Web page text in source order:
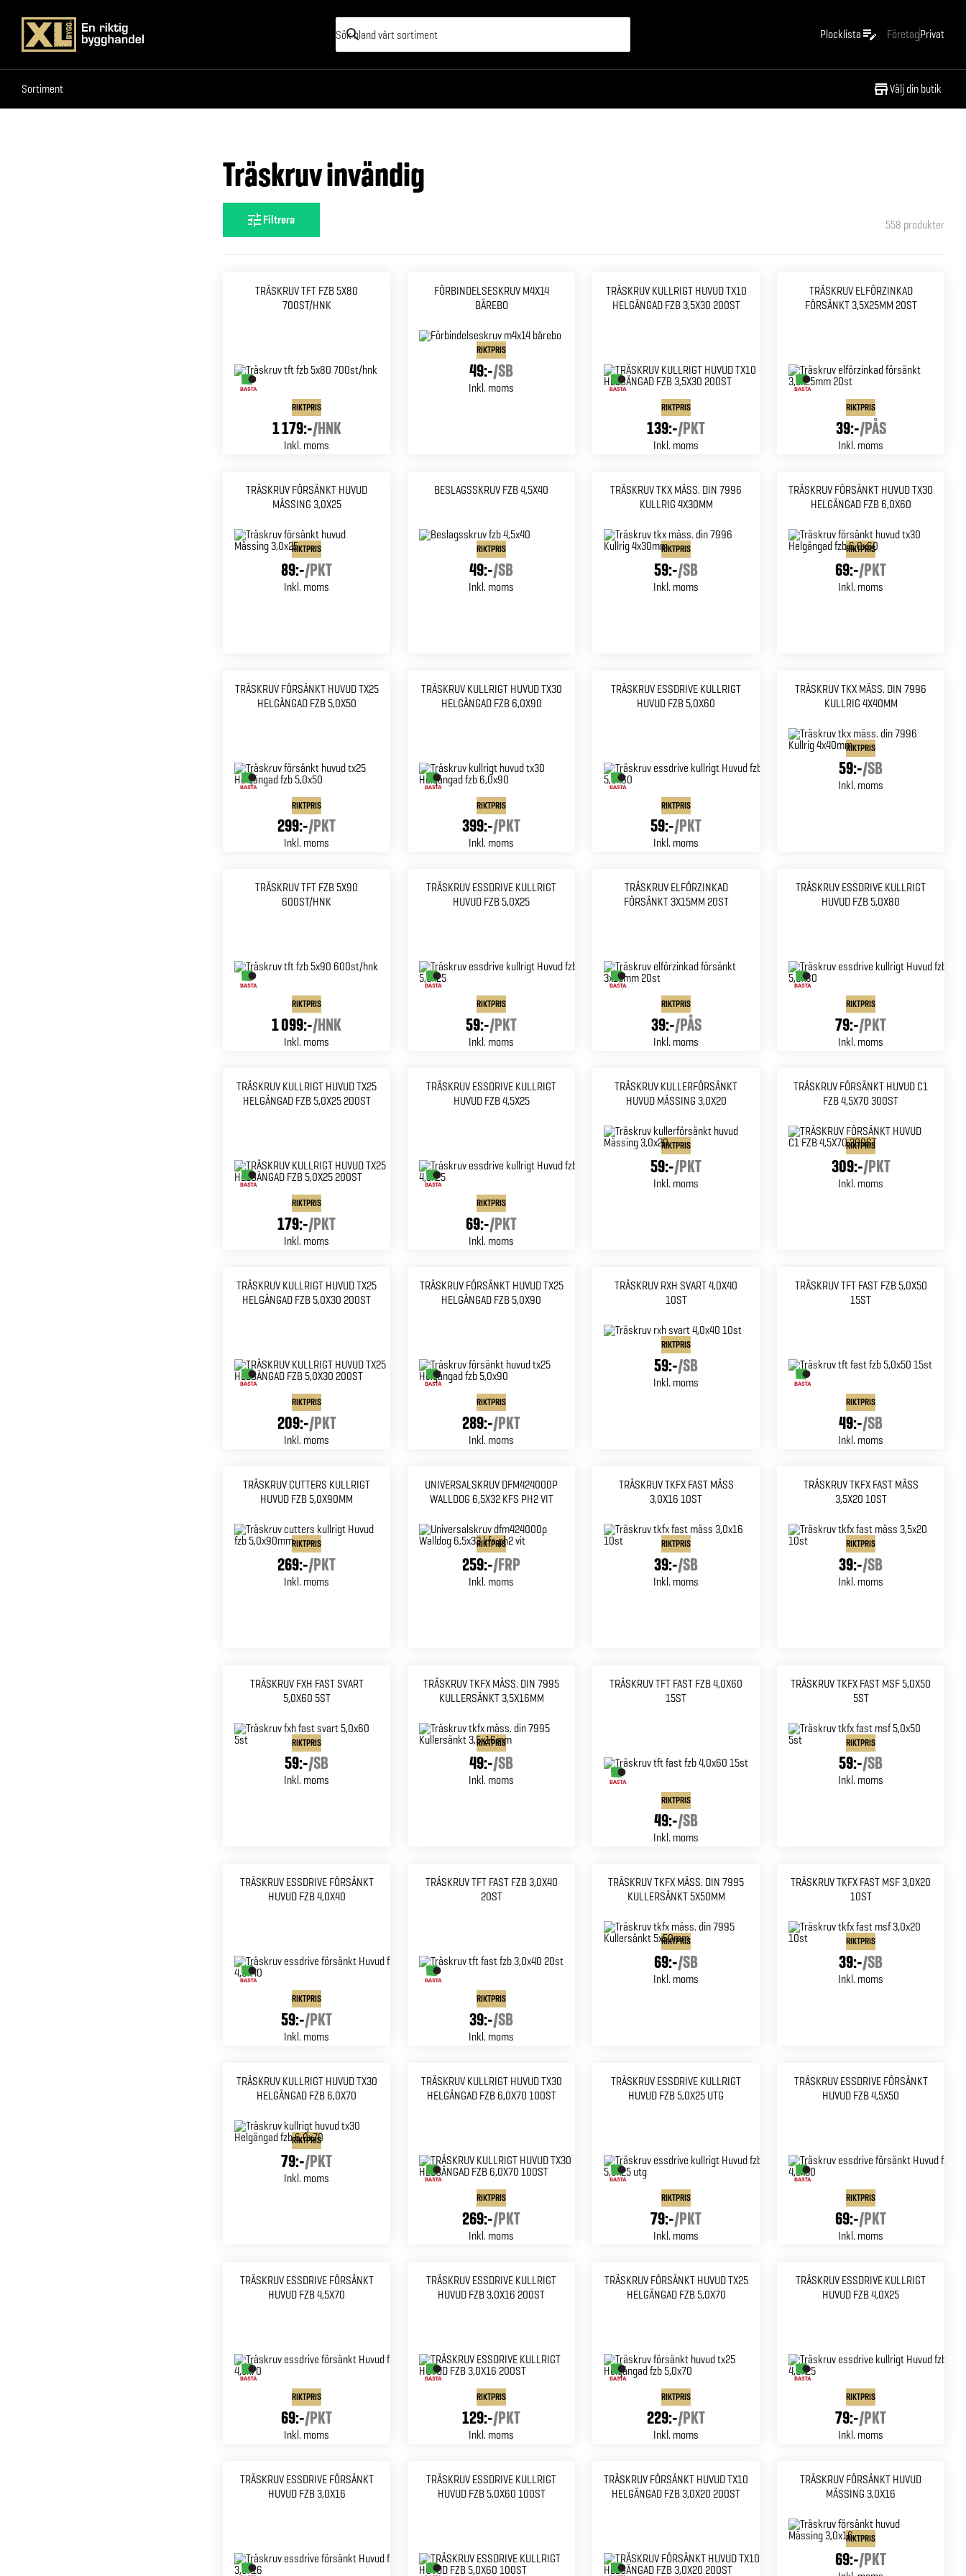
Plocklista FöretagPrivat
Sortiment Välj din butik
Sortiment
Träskruv invändig
Filtrera 558 produkter
TRÄSKRUV TFT FZB 5X80
700ST/HNK
RIKTPRIS
1 179:-/HNK
Inkl. moms
FÖRBINDELSESKRUV M4X14
BÅREBO
RIKTPRIS
49:-/SB
Inkl. moms
TRÄSKRUV KULLRIGT HUVUD TX10
HELGÄNGAD FZB 3,5X30 200ST
RIKTPRIS
139:-/PKT
Inkl. moms
TRÄSKRUV ELFÖRZINKAD
FÖRSÄNKT 3,5X25MM 20ST
RIKTPRIS
39:-/PÅS
Inkl. moms
TRÄSKRUV FÖRSÄNKT HUVUD
MÄSSING 3,0X25
RIKTPRIS
89:-/PKT
Inkl. moms
BESLAGSSKRUV FZB 4,5X40
RIKTPRIS
49:-/SB
Inkl. moms
TRÄSKRUV TKX MÄSS. DIN 7996
KULLRIG 4X30MM
RIKTPRIS
59:-/SB
Inkl. moms
TRÄSKRUV FÖRSÄNKT HUVUD TX30
HELGÄNGAD FZB 6,0X60
RIKTPRIS
69:-/PKT
Inkl. moms
TRÄSKRUV FÖRSÄNKT HUVUD TX25
HELGÄNGAD FZB 5,0X50
RIKTPRIS
299:-/PKT
Inkl. moms
TRÄSKRUV KULLRIGT HUVUD TX30
HELGÄNGAD FZB 6,0X90
RIKTPRIS
399:-/PKT
Inkl. moms
TRÄSKRUV ESSDRIVE KULLRIGT
HUVUD FZB 5,0X60
RIKTPRIS
59:-/PKT
Inkl. moms
TRÄSKRUV TKX MÄSS. DIN 7996
KULLRIG 4X40MM
RIKTPRIS
59:-/SB
Inkl. moms
TRÄSKRUV TFT FZB 5X90
600ST/HNK
RIKTPRIS
1 099:-/HNK
Inkl. moms
TRÄSKRUV ESSDRIVE KULLRIGT
HUVUD FZB 5,0X25
RIKTPRIS
59:-/PKT
Inkl. moms
TRÄSKRUV ELFÖRZINKAD
FÖRSÄNKT 3X15MM 20ST
RIKTPRIS
39:-/PÅS
Inkl. moms
TRÄSKRUV ESSDRIVE KULLRIGT
HUVUD FZB 5,0X80
RIKTPRIS
79:-/PKT
Inkl. moms
TRÄSKRUV KULLRIGT HUVUD TX25
HELGÄNGAD FZB 5,0X25 200ST
RIKTPRIS
179:-/PKT
Inkl. moms
TRÄSKRUV ESSDRIVE KULLRIGT
HUVUD FZB 4,5X25
RIKTPRIS
69:-/PKT
Inkl. moms
TRÄSKRUV KULLERFÖRSÄNKT
HUVUD MÄSSING 3,0X20
RIKTPRIS
59:-/PKT
Inkl. moms
TRÄSKRUV FÖRSÄNKT HUVUD C1
FZB 4,5X70 300ST
RIKTPRIS
309:-/PKT
Inkl. moms
TRÄSKRUV KULLRIGT HUVUD TX25
HELGÄNGAD FZB 5,0X30 200ST
RIKTPRIS
209:-/PKT
Inkl. moms
TRÄSKRUV FÖRSÄNKT HUVUD TX25
HELGÄNGAD FZB 5,0X90
RIKTPRIS
289:-/PKT
Inkl. moms
TRÄSKRUV RXH SVART 4,0X40
10ST
RIKTPRIS
59:-/SB
Inkl. moms
TRÄSKRUV TFT FAST FZB 5,0X50
15ST
RIKTPRIS
49:-/SB
Inkl. moms
TRÄSKRUV CUTTERS KULLRIGT
HUVUD FZB 5,0X90MM
RIKTPRIS
269:-/PKT
Inkl. moms
UNIVERSALSKRUV DFM424000P
WALLDOG 6,5X32 KFS PH2 VIT
RIKTPRIS
259:-/FRP
Inkl. moms
TRÄSKRUV TKFX FAST MÄSS
3,0X16 10ST
RIKTPRIS
39:-/SB
Inkl. moms
TRÄSKRUV TKFX FAST MÄSS
3,5X20 10ST
RIKTPRIS
39:-/SB
Inkl. moms
TRÄSKRUV FXH FAST SVART
5,0X60 5ST
RIKTPRIS
59:-/SB
Inkl. moms
TRÄSKRUV TKFX MÄSS. DIN 7995
KULLERSÄNKT 3,5X16MM
RIKTPRIS
49:-/SB
Inkl. moms
TRÄSKRUV TFT FAST FZB 4,0X60
15ST
RIKTPRIS
49:-/SB
Inkl. moms
TRÄSKRUV TKFX FAST MSF 5,0X50
5ST
RIKTPRIS
59:-/SB
Inkl. moms
TRÄSKRUV ESSDRIVE FÖRSÄNKT
HUVUD FZB 4,0X40
RIKTPRIS
59:-/PKT
Inkl. moms
TRÄSKRUV TFT FAST FZB 3,0X40
20ST
RIKTPRIS
39:-/SB
Inkl. moms
TRÄSKRUV TKFX MÄSS. DIN 7995
KULLERSÄNKT 5X50MM
RIKTPRIS
69:-/SB
Inkl. moms
TRÄSKRUV TKFX FAST MSF 3,0X20
10ST
RIKTPRIS
39:-/SB
Inkl. moms
TRÄSKRUV KULLRIGT HUVUD TX30
HELGÄNGAD FZB 6,0X70
RIKTPRIS
79:-/PKT
Inkl. moms
TRÄSKRUV KULLRIGT HUVUD TX30
HELGÄNGAD FZB 6,0X70 100ST
RIKTPRIS
269:-/PKT
Inkl. moms
TRÄSKRUV ESSDRIVE KULLRIGT
HUVUD FZB 5,0X25 UTG
RIKTPRIS
79:-/PKT
Inkl. moms
TRÄSKRUV ESSDRIVE FÖRSÄNKT
HUVUD FZB 4,5X50
RIKTPRIS
69:-/PKT
Inkl. moms
TRÄSKRUV ESSDRIVE FÖRSÄNKT
HUVUD FZB 4,5X70
RIKTPRIS
69:-/PKT
Inkl. moms
TRÄSKRUV ESSDRIVE KULLRIGT
HUVUD FZB 3,0X16 200ST
RIKTPRIS
129:-/PKT
Inkl. moms
TRÄSKRUV FÖRSÄNKT HUVUD TX25
HELGÄNGAD FZB 5,0X70
RIKTPRIS
229:-/PKT
Inkl. moms
TRÄSKRUV ESSDRIVE KULLRIGT
HUVUD FZB 4,0X25
RIKTPRIS
79:-/PKT
Inkl. moms
TRÄSKRUV ESSDRIVE FÖRSÄNKT
HUVUD FZB 3,0X16
TRÄSKRUV ESSDRIVE KULLRIGT
HUVUD FZB 5,0X60 100ST
TRÄSKRUV FÖRSÄNKT HUVUD TX10
HELGÄNGAD FZB 3,0X20 200ST
TRÄSKRUV FÖRSÄNKT HUVUD
MÄSSING 3,0X16
RIKTPRIS
69:-/PKT